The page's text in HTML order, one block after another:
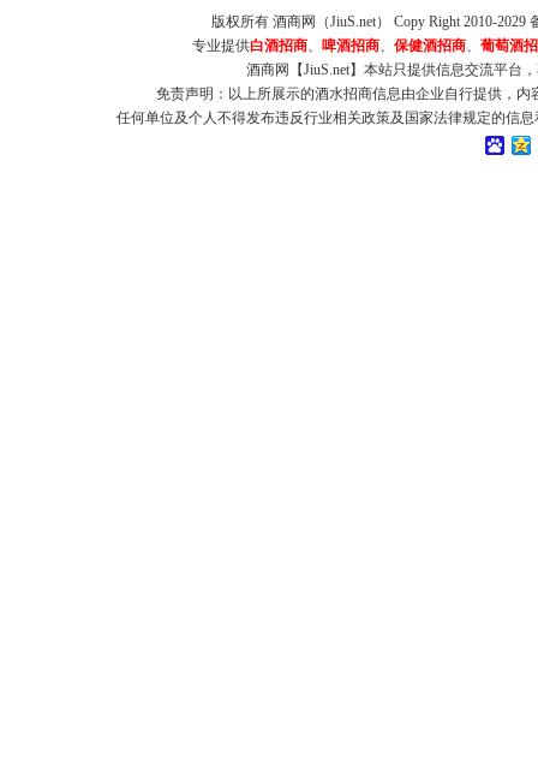
版权所有 酒商网（JiuS.net） Copy Right 2010-2029
专业提供白酒招商、 啤酒招商、 保健酒招商、 葡萄酒
酒商网【JiuS.net】本站只提供信息交流平台
免责声明：以上所展示的酒水招商信息由企业自行提供，
任何单位及个人不得发布违反行业相关政策及国家法律规定的信